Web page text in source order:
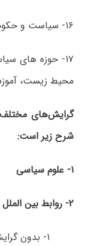
۱۶- سیاست و حکومت در ایران
۱۷- حوزه های
محیط زیست،
گرایش‌های مختلف
شرح زیر است:
۱- علوم سیاسی
۲- روابط بین ­الملل
۱- بدون گرایش